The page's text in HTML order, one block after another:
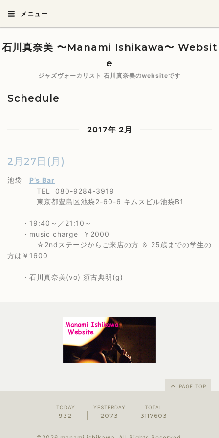
メニュー
石川真奈美 〜Manami Ishikawa〜 Websit
e
ジャズヴォーカリスト 石川真奈美のwebsiteです
Schedule
2017年 2月
2月27日(月)
池袋 P’s Bar
TEL 080-9284-3919
東京都豊島区池袋2-60-6 キムスビル池袋B1
・19:40～／21:10～
・music charge ￥2000
☆2ndステージからご来店の方 ＆ 25歳までの学生の
方は￥1600
・石川真奈美(vo) 須古典明(g)
PAGE TOP
TODAY
932
YESTERDAY
2073
TOTAL
3117603